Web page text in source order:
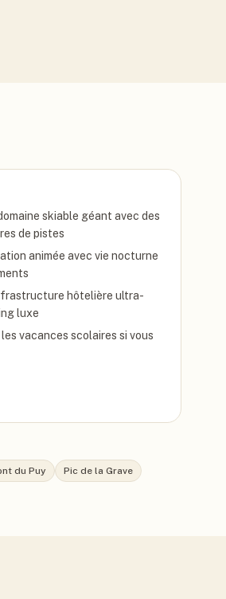
skiable géant avec des
de pistes
animée avec vie nocturne
hôtelière ultra-
luxe
vacances scolaires si vous
du Puy
Pic de la Grave